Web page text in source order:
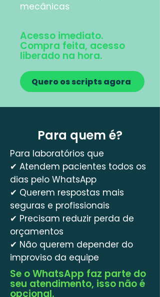
mecânicas
Acesso imediato.
Compra feita, acesso
liberado na hora.
Quero os scripts agora
Para quem é?
Para laboratórios que
✔ Atendem pacientes todos os
dias pelo WhatsApp
✔ Querem respostas mais
seguras e profissionais
✔ Precisam reduzir perda de
orçamentos
✔ Não querem depender do
improviso da equipe
Se o WhatsApp faz parte do
seu atendimento, isso não é
opcional.